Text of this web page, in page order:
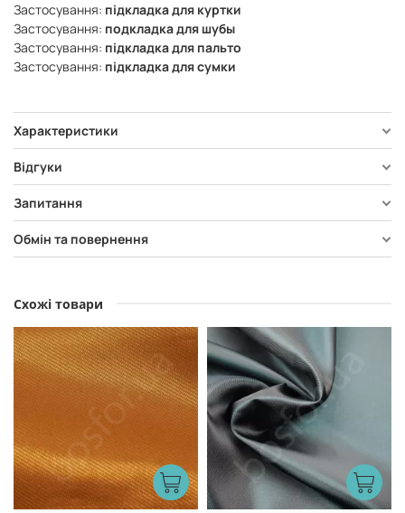
Застосування: підкладка для куртки
Застосування: подкладка для шубы
Застосування: підкладка для пальто
Застосування: підкладка для сумки
Характеристики
Відгуки
Запитання
Обмін та повернення
Схожі товари